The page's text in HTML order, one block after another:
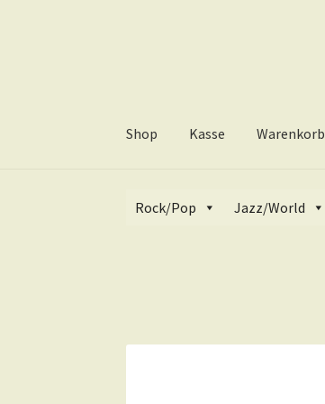
Shop Kasse Warenkorb
Rock/Pop Jazz/World